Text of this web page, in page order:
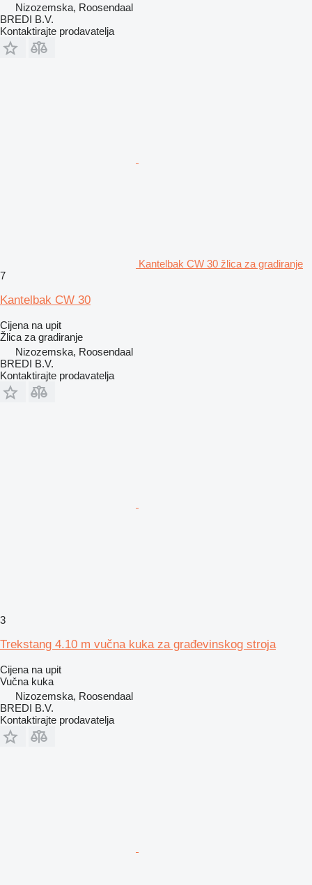
Nizozemska, Roosendaal
BREDI B.V.
Kontaktirajte prodavatelja
Kantelbak CW 30 žlica za gradiranje
7
Kantelbak CW 30
Cijena na upit
Žlica za gradiranje
Nizozemska, Roosendaal
BREDI B.V.
Kontaktirajte prodavatelja
3
Trekstang 4.10 m vučna kuka za građevinskog stroja
Cijena na upit
Vučna kuka
Nizozemska, Roosendaal
BREDI B.V.
Kontaktirajte prodavatelja